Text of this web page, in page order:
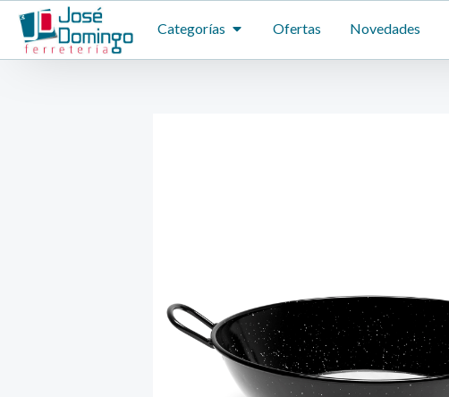
contenido
Categorías ABRIR CATEGORÍAS
Ofertas Novedades